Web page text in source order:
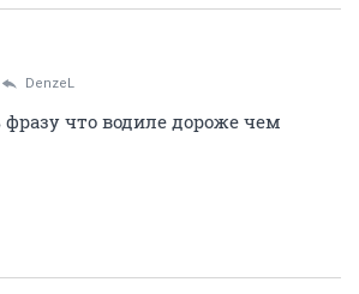
DenzeL
что водиле дороже чем